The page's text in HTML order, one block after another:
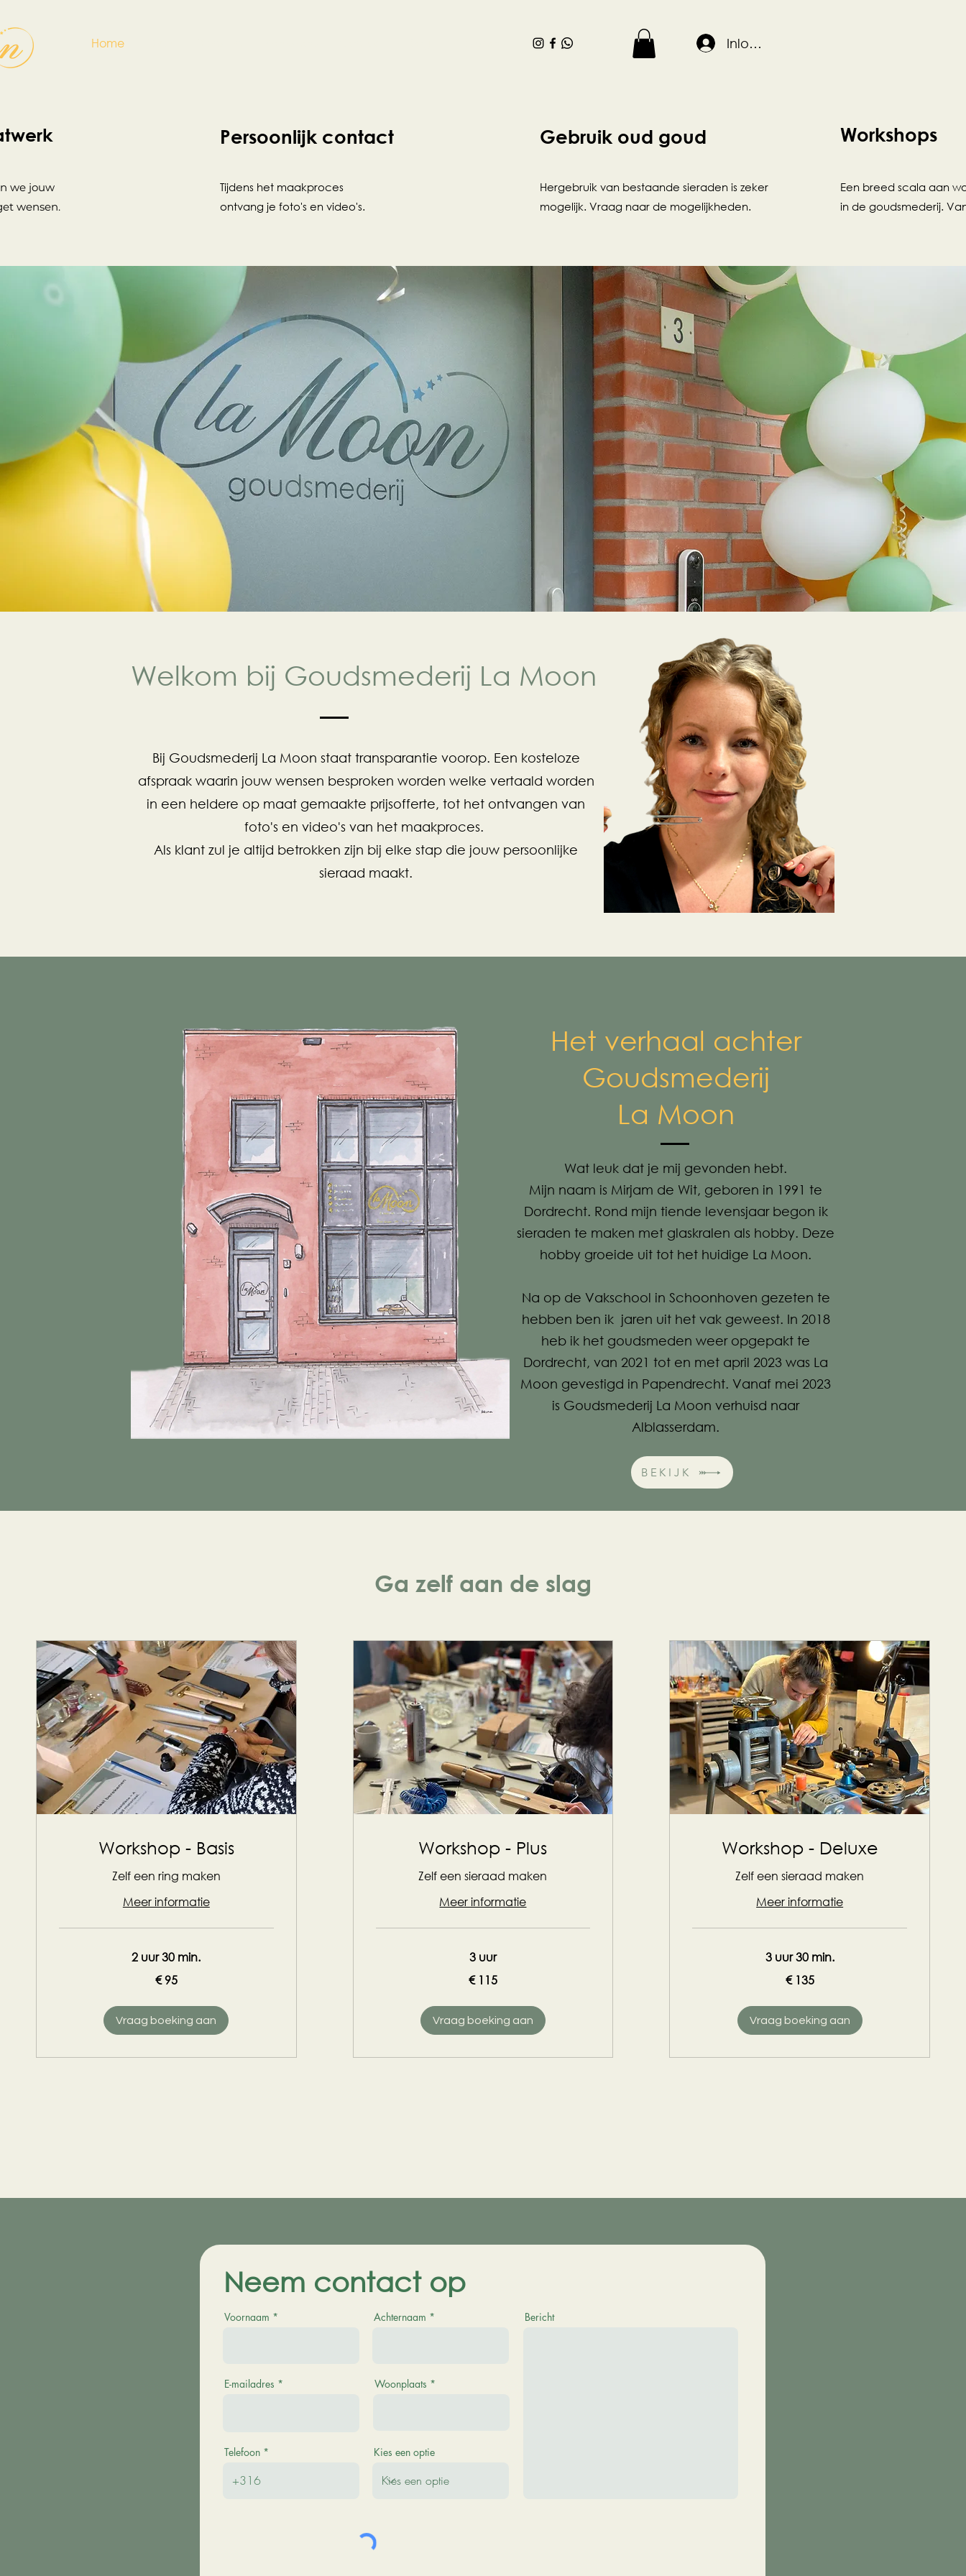
Home Inloggen
Persoonlijk contact
we jouw
wensen.
Tijdens het maakproces
ontvang je foto's en video's.
Gebruik oud goud Workshops
Hergebruik van bestaande sieraden is zeker
mogelijk. Vraag naar de mogelijkheden.
Een breed scala aan
in de goudsmederij.
Welkom bij Goudsmederij La Moon
Bij Goudsmederij La Moon staat transparantie voorop. Een kosteloze
afspraak waarin jouw wensen besproken worden welke vertaald worden
in een heldere op maat gemaakte prijsofferte, tot het ontvangen van
foto's en video's van het maakproces.
Als klant zul je altijd betrokken zijn bij elke stap die jouw persoonlijke
sieraad maakt.
Het verhaal achter
Goudsmederij
La Moon
Wat leuk dat je mij gevonden hebt.
Mijn naam is Mirjam de Wit, geboren in 1991 te
Dordrecht. Rond mijn tiende levensjaar begon ik
sieraden te maken met glaskralen als hobby. Deze
hobby groeide uit tot het huidige La Moon.
Na op de Vakschool in Schoonhoven gezeten te
hebben ben ik jaren uit het vak geweest. In 2018
heb ik het goudsmeden weer opgepakt te
Dordrecht, van 2021 tot en met april 2023 was La
Moon gevestigd in Papendrecht. Vanaf mei 2023
is Goudsmederij La Moon verhuisd naar
Alblasserdam.
BEKIJK
Ga zelf aan de slag
Workshop - Basis
Zelf een ring maken
Meer informatie
2 uur 30 min.
€ 95
Vraag boeking aan
Workshop - Plus
Zelf een sieraad maken
Meer informatie
3 uur
€ 115
Vraag boeking aan
Workshop - Deluxe
Zelf een sieraad maken
Meer informatie
3 uur 30 min.
€ 135
Vraag boeking aan
Neem contact op
Voornaam Achternaam
E-mailadres Woonplaats
Telefoon Kies een optie
Bericht